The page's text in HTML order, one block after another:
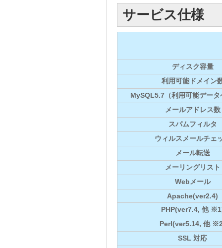
サービス仕様
ディスク容量
利用可能ドメイン
MySQL5.7（利用可能データ
メールアドレス数
スパムフィルタ
ウィルスメールチェ
メール転送
メーリングリスト
Webメール
Apache(ver2.4)
PHP(ver7.4, 他
Perl(ver5.14, 他
SSL 対応